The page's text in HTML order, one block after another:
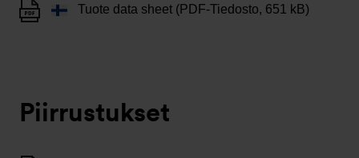
Tuote data sheet (PDF-Tiedosto, 651 kB)
Piirrustukset